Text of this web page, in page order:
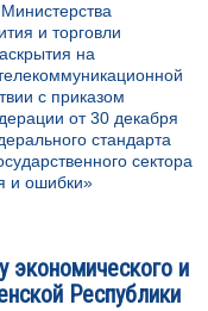
и торговли
на
с приказом
от 30 декабря
стандарта
сектора
и ошибки»
экономического и
Республики